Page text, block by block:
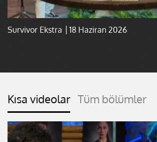
Survivor Ekstra │18 Haziran 2026
Kısa videolar Tüm bölümler